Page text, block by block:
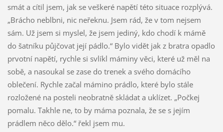
smát a cítil jsem, jak se veškeré napětí této situace rozplývá.
„Brácho neblbni, nic neřeknu. Jsem rád, že v tom nejsem
sám. Už jsem si myslel, že jsem jediný, kdo chodí k mámě
do šatníku půjčovat její pádlo.“ Bylo vidět jak z bratra opadlo
prvotní napětí, rychle si svlíkl máminy věci, které už měl na
sobě, a nasoukal se zase do trenek a svého domácího
oblečení. Rychle začal mámino prádlo, které bylo stále
rozložené na posteli neobratně skládat a uklízet. „Počkej
pomalu. Takhle ne, to by máma poznala, že se s jejím
prádlem něco dělo.“ řekl jsem mu.